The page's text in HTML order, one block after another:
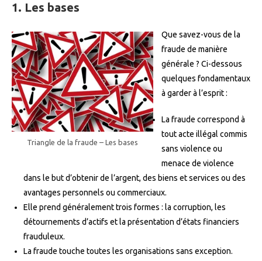
1. Les bases
Triangle de la fraude – Les bases
Que savez-vous de la
fraude de manière
générale ? Ci-dessous
quelques fondamentaux
à garder à l’esprit :
La fraude correspond à
tout acte illégal commis
sans violence ou
menace de violence
dans le but d’obtenir de l’argent, des biens et services ou des
avantages personnels ou commerciaux.
Elle prend généralement trois formes : la corruption, les
détournements d’actifs et la présentation d’états financiers
frauduleux.
La fraude touche toutes les organisations sans exception.